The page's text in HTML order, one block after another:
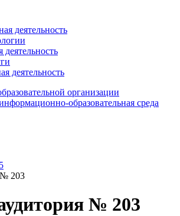
деятельность
деятельность
организации
образовательная среда
№ 203
№ 203